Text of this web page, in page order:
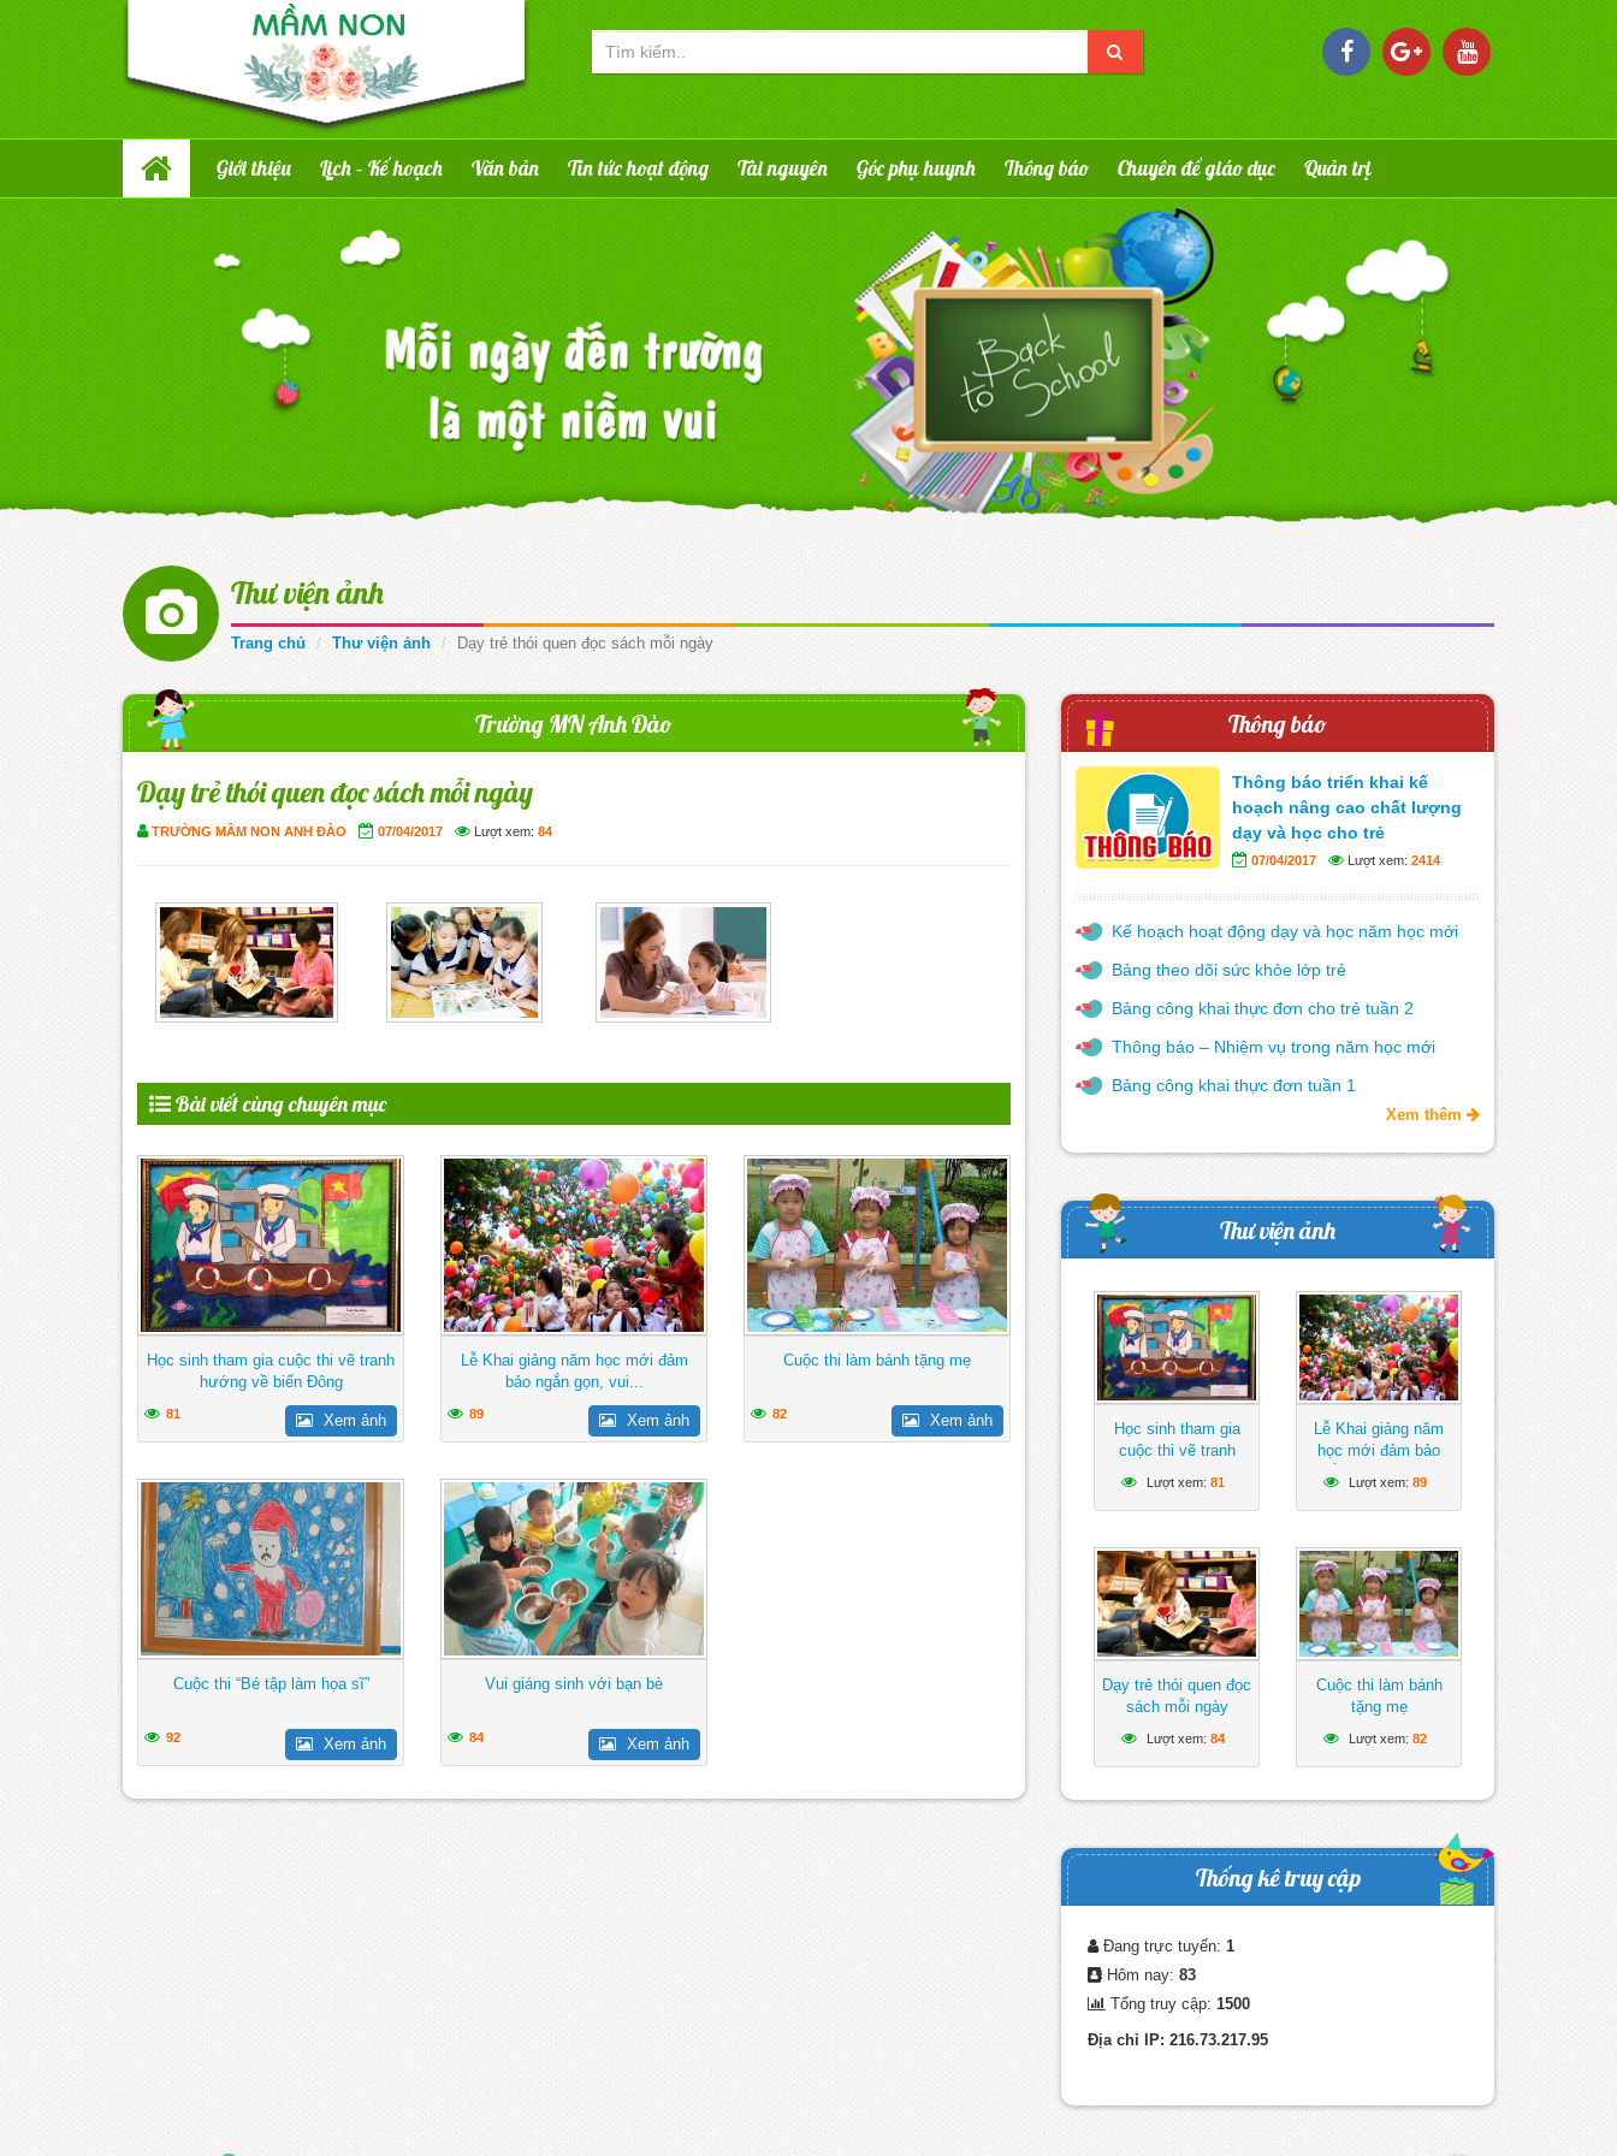
Giới thiệu Lịch – Kế hoạch Văn bản Tin tức hoạt động Tài nguyên Góc phụ huynh Thông báo Chuyên đề giáo dục Quản trị
Thư viện ảnh
Trang chủ Thư viện ảnh Dạy trẻ thói quen đọc sách mỗi ngày
Trường MN Anh Đào
Dạy trẻ thói quen đọc sách mỗi ngày
TRƯỜNG MẦM NON ANH ĐÀO 07/04/2017 Lượt xem: 84
Bài viết cùng chuyên mục
Học sinh tham gia cuộc thi vẽ tranh
hướng về biển Đông
81 Xem ảnh
Lễ Khai giảng năm học mới đảm
bảo ngắn gọn, vui...
89 Xem ảnh
Cuộc thi làm bánh tặng mẹ
82 Xem ảnh
Cuộc thi “Bé tập làm họa sĩ”
92 Xem ảnh
Vui giáng sinh với bạn bè
84 Xem ảnh
Thông báo
Thông báo triển khai kế
hoạch nâng cao chất lượng
dạy và học cho trẻ
07/04/2017 Lượt xem: 2414
Kế hoạch hoạt động dạy và học năm học mới
Bảng theo dõi sức khỏe lớp trẻ
Bảng công khai thực đơn cho trẻ tuần 2
Thông báo – Nhiệm vụ trong năm học mới
Bảng công khai thực đơn tuần 1
Xem thêm
Thư viện ảnh
Học sinh tham gia
cuộc thi vẽ tranh
Lượt xem: 81
Lễ Khai giảng năm
học mới đảm bảo
lành mạnh
Lượt xem: 89
Dạy trẻ thói quen đọc
sách mỗi ngày
Lượt xem: 84
Cuộc thi làm bánh
tặng mẹ
Lượt xem: 82
Thống kê truy cập
Đang trực tuyến: 1
Hôm nay: 83
Tổng truy cập: 1500
Địa chỉ IP: 216.73.217.95